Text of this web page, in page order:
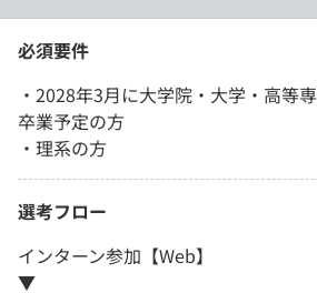
必須要件
・2028年3月に大学院・大学・高等
卒業予定の方
・理系の方
選考フロー
インターン参加【Web】
▼